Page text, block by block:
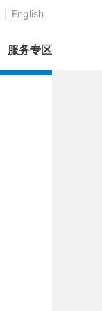
English
服务专区